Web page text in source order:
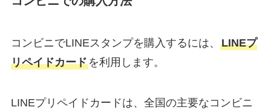
コンビニでLINEスタンプを購入するには、 LINEプ
リペイドカードを利用します。
LINEプリペイドカードは、全国の主要なコンビニ